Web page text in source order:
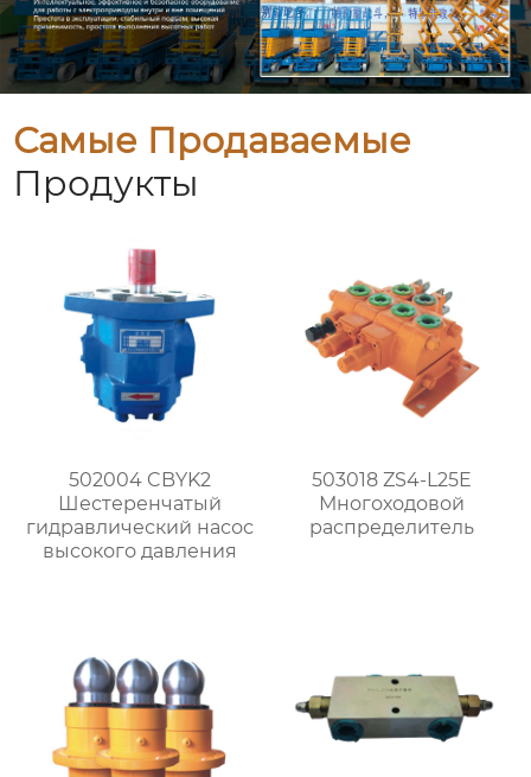
Самые Продаваемые
Продукты
502004 CBYK2
Шестеренчатый
гидравлический насос
высокого давления
503018 ZS4-L25E
Многоходовой
распределитель